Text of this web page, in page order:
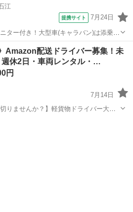
江
提携サイト 7月24日
ター付き！大型車(キャラバン)は添乗職
始められます。 ※デイサービスを利用
車両(キャラバン・ハイエース)の運
...
Amazon配送ドライバー募集！未
休2日・車両レンタル・…
円
7月14日
りませんか？】軽貨物ドライバー大募